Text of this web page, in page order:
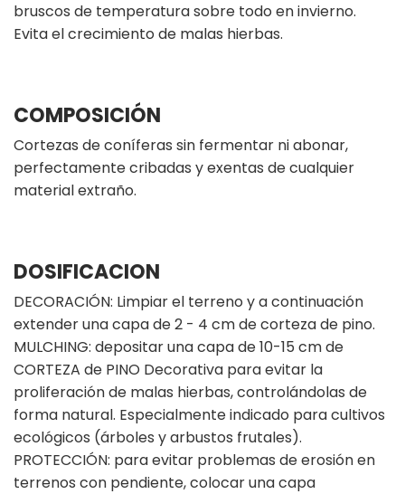
bruscos de temperatura sobre todo en invierno.
Evita el crecimiento de malas hierbas.
COMPOSICIÓN
Cortezas de coníferas sin fermentar ni abonar,
perfectamente cribadas y exentas de cualquier
material extraño.
DOSIFICACION
DECORACIÓN: Limpiar el terreno y a continuación
extender una capa de 2 - 4 cm de corteza de pino.
MULCHING: depositar una capa de 10-15 cm de
CORTEZA de PINO Decorativa para evitar la
proliferación de malas hierbas, controlándolas de
forma natural. Especialmente indicado para cultivos
ecológicos (árboles y arbustos frutales).
PROTECCIÓN: para evitar problemas de erosión en
terrenos con pendiente, colocar una capa